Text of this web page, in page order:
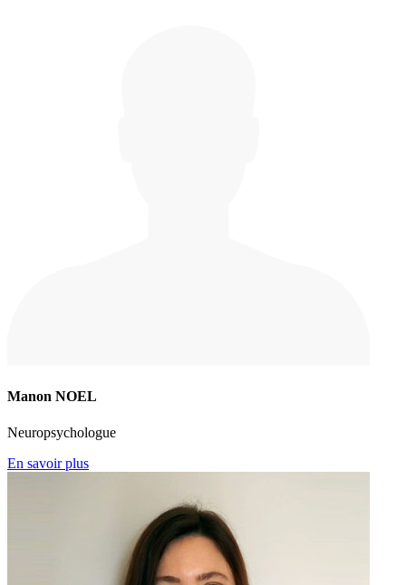
Manon NOEL
Neuropsychologue
En savoir plus